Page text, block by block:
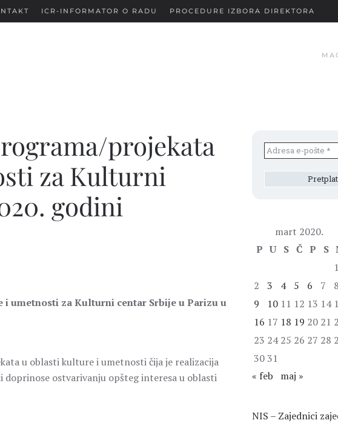
ICR-INFORMATOR O RADU PROCEDURE IZBORA DIREKTORA
projekata
za Kulturni
godini
umetnosti za Kulturni centar Srbije u Parizu u
u oblasti kulture i umetnosti čija je realizacija
ostvarivanju opšteg interesa u oblasti
mart 2020.
P U S Č P S
1
2
3 4 5 6 7
8
9
10 11 12 13 14
16 17 18 19 20 21
23 24 25 26 27 28
30 31
« feb
maj »
NIS – Zajednici